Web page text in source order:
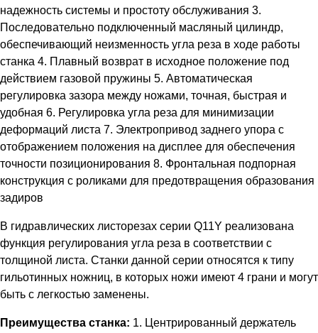
надежность системы и простоту обслуживания 3.
Последовательно подключенный масляный цилиндр,
обеспечивающий неизменность угла реза в ходе работы
станка 4. Плавный возврат в исходное положение под
действием газовой пружины 5. Автоматическая
регулировка зазора между ножами, точная, быстрая и
удобная 6. Регулировка угла реза для минимизации
деформаций листа 7. Электропривод заднего упора с
отображением положения на дисплее для обеспечения
точности позиционирования 8. Фронтальная подпорная
конструкция с роликами для предотвращения образования
задиров
В гидравлических листорезах серии Q11Y реализована
функция регулирования угла реза в соответствии с
толщиной листа. Станки данной серии относятся к типу
гильотинных ножниц, в которых ножи имеют 4 грани и могут
быть с легкостью заменены.
Преимущества станка: 1. Центрированный держатель